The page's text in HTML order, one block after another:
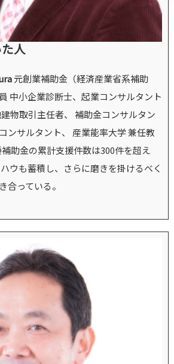
人
元創業補助金（経済産業省系補助
中小企業診断士、起業コンサルタント
物取引主任者、 補助金コンサルタン
ンサルタント、 産業能率大学 兼任教
助金の累計支援件数は300件を超え
ウも蓄積し、さらに磨きを掛けるべく
合っている。